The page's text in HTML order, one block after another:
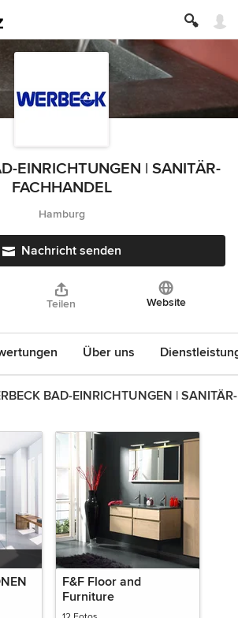
EINRICHTUNGEN | SANITÄR-
FACHHANDEL
Hamburg
Nachricht senden
Teilen Website
Über uns
BAD-EINRICHTUNGEN | SANITÄR-
F&F Floor and
Furniture